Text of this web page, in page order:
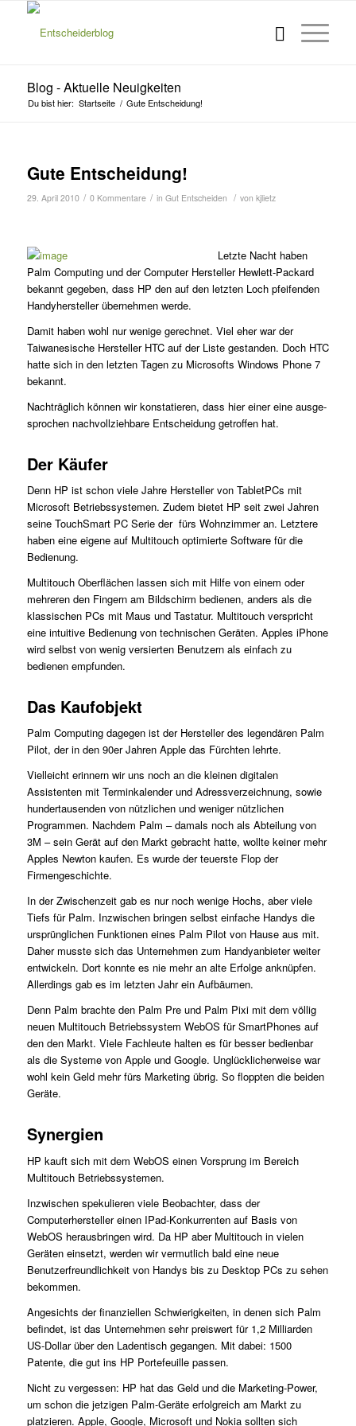
Blog - Aktuelle Neuigkeiten
Du bist hier: Startseite / Gute Entscheidung!
Gute Entscheidung!
29. April 2010 / 0 Kommentare / in Gut Entscheiden / von kjlietz
Letzte Nacht haben
Palm Computing und der Computer Hersteller Hewlett-Packard
bekannt gegeben, dass HP den auf den letzten Loch pfeifenden
Handyhersteller übernehmen werde.
Damit haben wohl nur wenige gerechnet. Viel eher war der
Taiwanesische Hersteller HTC auf der Liste gestanden. Doch HTC
hatte sich in den letzten Tagen zu Microsofts Windows Phone 7
bekannt.
Nachträglich können wir konstatieren, dass hier einer eine aus­ge­
sprochen nachvollziehbare Entscheidung getroffen hat.
Der Käufer
Denn HP ist schon viele Jahre Hersteller von TabletPCs mit
Microsoft Betriebssystemen. Zudem bietet HP seit zwei Jahren
seine TouchSmart PC Serie der fürs Wohnzimmer an. Letztere
haben eine eigene auf Multitouch optimierte Software für die
Bedienung.
Multitouch Oberflächen lassen sich mit Hilfe von einem oder
mehreren den Fingern am Bildschirm bedienen, anders als die
klassischen PCs mit Maus und Tastatur. Multitouch verspricht
eine intuitive Bedienung von technischen Geräten. Apples iPhone
wird selbst von wenig versierten Benutzern als einfach zu
bedienen empfunden.
Das Kaufobjekt
Palm Computing dagegen ist der Hersteller des legendären Palm
Pilot, der in den 90er Jahren Apple das Fürchten lehrte.
Vielleicht erinnern wir uns noch an die kleinen digitalen
Assistenten mit Terminkalender und Adressverzeichnung, sowie
hundertausenden von nützlichen und weniger nützlichen
Programmen. Nachdem Palm – damals noch als Abteilung von
3M – sein Gerät auf den Markt gebracht hatte, wollte keiner mehr
Apples Newton kaufen. Es wurde der teuerste Flop der
Firmengeschichte.
In der Zwischenzeit gab es nur noch wenige Hochs, aber viele
Tiefs für Palm. Inzwischen bringen selbst einfache Handys die
ursprünglichen Funktionen eines Palm Pilot von Hause aus mit.
Daher musste sich das Unternehmen zum Handyanbieter weiter
entwickeln. Dort konnte es nie mehr an alte Erfolge anknüpfen.
Allerdings gab es im letzten Jahr ein Aufbäumen.
Denn Palm brachte den Palm Pre und Palm Pixi mit dem völlig
neuen Multitouch Betriebssystem WebOS für SmartPhones auf
den den Markt. Viele Fachleute halten es für besser bedienbar
als die Systeme von Apple und Google. Unglücklicherweise war
wohl kein Geld mehr fürs Marketing übrig. So floppten die beiden
Geräte.
Synergien
HP kauft sich mit dem WebOS einen Vorsprung im Bereich
Multitouch Betriebssystemen.
Inzwischen spekulieren viele Beobachter, dass der
Computerhersteller einen IPad-Konkurrenten auf Basis von
WebOS herausbringen wird. Da HP aber Multitouch in vielen
Geräten einsetzt, werden wir vermutlich bald eine neue
Benutzerfreundlichkeit von Handys bis zu Desktop PCs zu sehen
bekommen.
Angesichts der finanziellen Schwierigkeiten, in denen sich Palm
befindet, ist das Unternehmen sehr preiswert für 1,2 Milliarden
US-Dollar über den Ladentisch gegangen. Mit dabei: 1500
Patente, die gut ins HP Portefeuille passen.
Nicht zu vergessen: HP hat das Geld und die Marketing-Power,
um schon die jetzigen Palm-Geräte erfolgreich am Markt zu
platzieren. Apple, Google, Microsoft und Nokia sollten sich